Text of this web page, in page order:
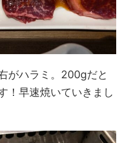
がハラミ。200gだと
！早速焼いていきまし